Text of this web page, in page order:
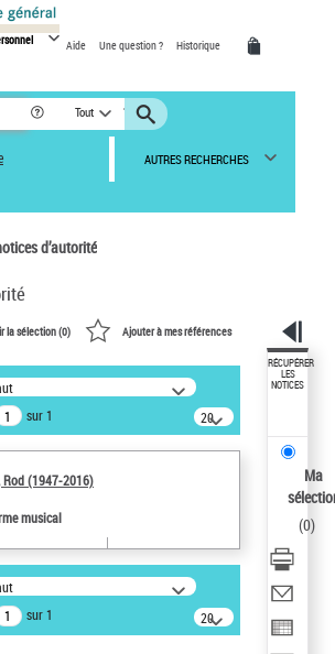
Aide Une question ? Historique
Tout
AUTRES RECHERCHES
d’autorité
dans les
:
(1947-2016)
d'autorité
la sélection (0) Ajouter à mes références
sur 1
20
résultats/page
Rod (1947-2016)
musical
sur 1
20
résultats/page
RÉCUPÉRER
LES
NOTICES
Ma
(0)